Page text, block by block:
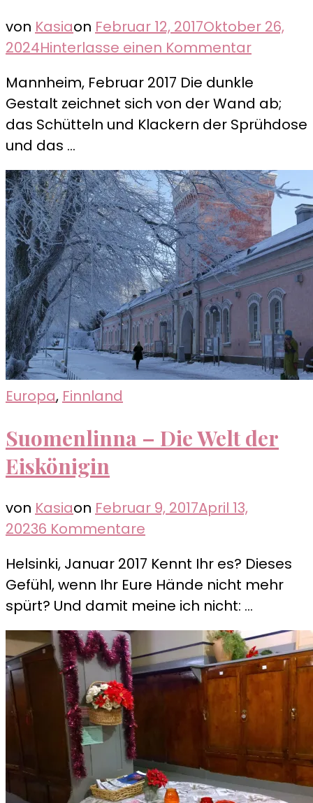
von Kasiaon Februar 12, 2017Oktober 26,
2024Hinterlasse einen Kommentarzu
–
Die
in
Mannheim, Februar 2017 Die dunkle
Gestalt zeichnet sich von der Wand ab;
das Schütteln und Klackern der Sprühdose
und das …
Europa, Finnland
Suomenlinna – Die Welt der
Eiskönigin
von Kasiaon Februar 9, 2017April 13,
20236 Kommentare
–
Die
Welt
der
Eiskönigin
Helsinki, Januar 2017 Kennt Ihr es? Dieses
Gefühl, wenn Ihr Eure Hände nicht mehr
spürt? Und damit meine ich nicht: …